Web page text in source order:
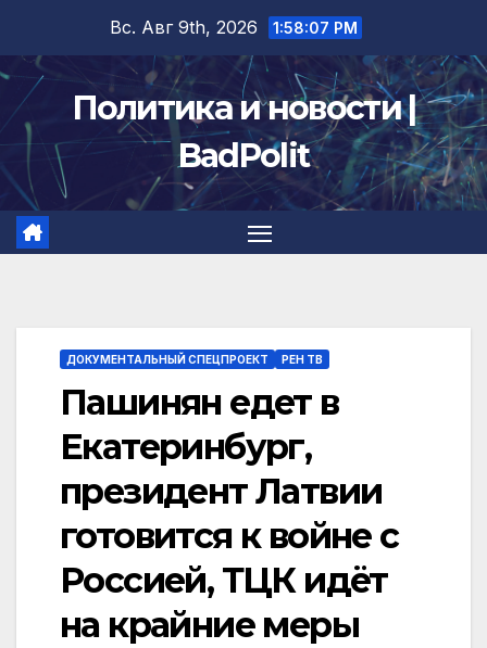
содержимому
Вс. Авг 9th, 2026 1:58:08 PM
Политика и новости |
BadPolit
ДОКУМЕНТАЛЬНЫЙ СПЕЦПРОЕКТ РЕН ТВ
Пашинян едет в
Екатеринбург,
президент Латвии
готовится к войне с
Россией, ТЦК идёт
на крайние меры